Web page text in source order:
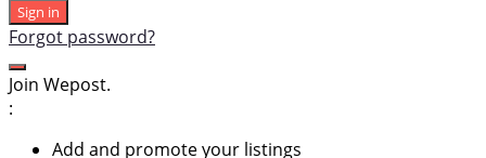
Sign in
Forgot password?
Join Wepost.
:
Add and promote your listings